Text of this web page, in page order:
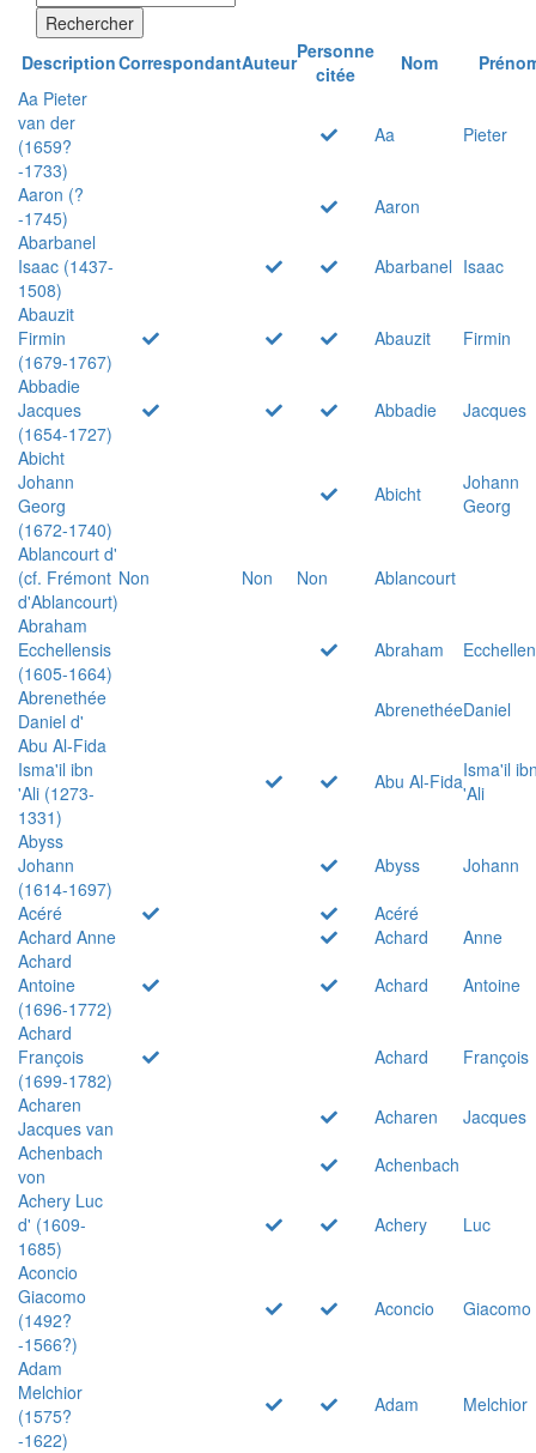
Rechercher
DescriptionCorrespondantAuteurPersonne
citée
Nom
Aa Pieter
van der
(1659?
-1733)
Aa Pieter
Aaron (?
-1745)
Aaron
Abarbanel
Isaac (1437-
1508)
Abarbanel Isaac
Abauzit
Firmin
(1679-1767)
Abauzit
Firmin
Abbadie
Jacques
(1654-1727)
Abbadie
Jacques
Abicht
Johann
Georg
(1672-1740)
Abicht
Johann
Georg
Ablancourt d'
(cf. Frémont
d'Ablancourt)
Non Non Non
Ablancourt
Abraham
Ecchellensis
(1605-1664)
Abraham
Abrenethée
Daniel d'
AbrenethéeDaniel
Abu Al-Fida
Isma'il ibn
'Ali (1273-
1331)
Abu Al-FidaIsma'il
'Ali
Abyss
Johann
(1614-1697)
Abyss
Johann
Acéré
Acéré
Achard Anne
Achard
Anne
Achard
Antoine
(1696-1772)
Achard
Antoine
Achard
François
(1699-1782)
Achard
François
Acharen
Jacques van
Acharen
Jacques
Achenbach
von
Achenbach
Achery Luc
d' (1609-
1685)
Achery
Luc
Aconcio
Giacomo
(1492?
-1566?)
Aconcio Giacomo
Adam
Melchior
(1575?
-1622)
Adam Melchior